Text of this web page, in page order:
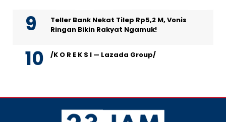
Teller Bank Nekat Tilep Rp5,2 M, Vonis
Ringan Bikin Rakyat Ngamuk!
/K O R E K S I — Lazada Group/